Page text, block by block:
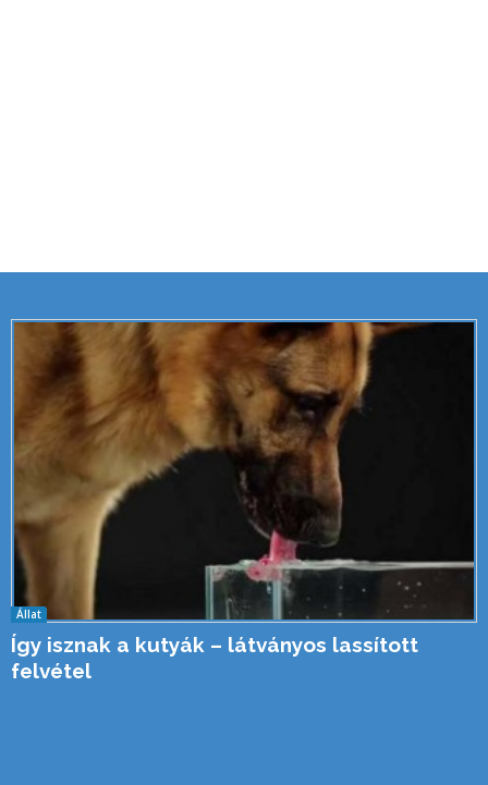
Állat
Így isznak a kutyák – látványos lassított
felvétel